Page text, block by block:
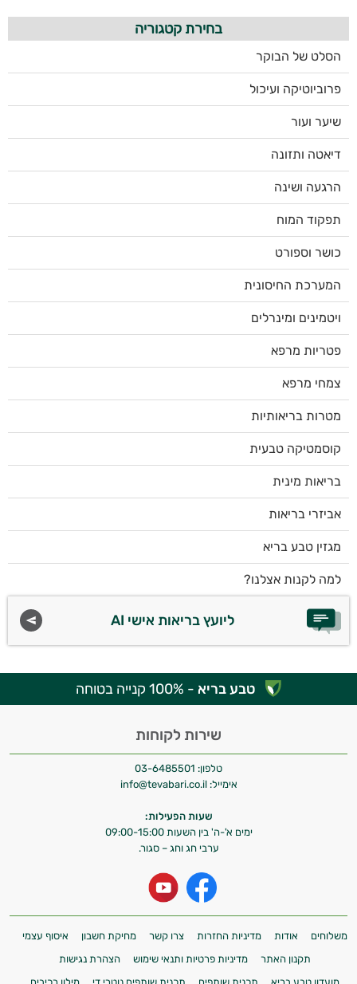
בחירת קטגוריה
הסלט של הבוקר
פרוביוטיקה ועיכול
שיער ועור
דיאטה ותזונה
הרגעה ושינה
תפקוד המוח
כושר וספורט
המערכת החיסונית
ויטמינים ומינרלים
פטריות מרפא
צמחי מרפא
מטרות בריאותיות
קוסמטיקה טבעית
בריאות מינית
אביזרי בריאות
מגזין טבע בריא
למה לקנות אצלנו?
ליועץ בריאות אישי AI
טבע בריא - 100% קנייה בטוחה
שירות לקוחות
טלפון: 03-6485501
אימייל: info@tevabari.co.il
שעות הפעילות:
ימים א'-ה' בין השעות 09:00-15:00
ערבי חג וחג – סגור.
משלוחים אודות מדיניות החזרות צרו קשר מחיקת חשבון
איסוף עצמי
תקנון האתר
מדיניות פרטיות ותנאי שימוש
הצהרת נגישות